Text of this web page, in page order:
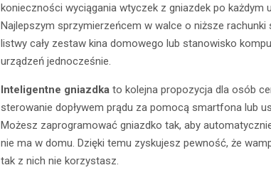
konieczności wyciągania wtyczek z gniazdek po każdym
Najlepszym sprzymierzeńcem w walce o niższe rachunki
listwy cały zestaw kina domowego lub stanowisko
urządzeń jednocześnie.
Inteligentne gniazdkato kolejna propozycja dla osób
sterowanie dopływem prądu za pomocą smartfona lub
Możesz zaprogramować gniazdko tak, aby
nie ma w domu. Dzięki temu zyskujesz pewność, że
tak z nich nie korzystasz.